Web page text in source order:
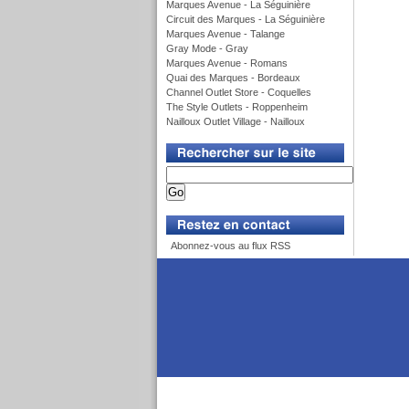
Marques Avenue - La Séguinière
Circuit des Marques - La Séguinière
Marques Avenue - Talange
Gray Mode - Gray
Marques Avenue - Romans
Quai des Marques - Bordeaux
Channel Outlet Store - Coquelles
The Style Outlets - Roppenheim
Nailloux Outlet Village - Nailloux
Abonnez-vous au flux RSS